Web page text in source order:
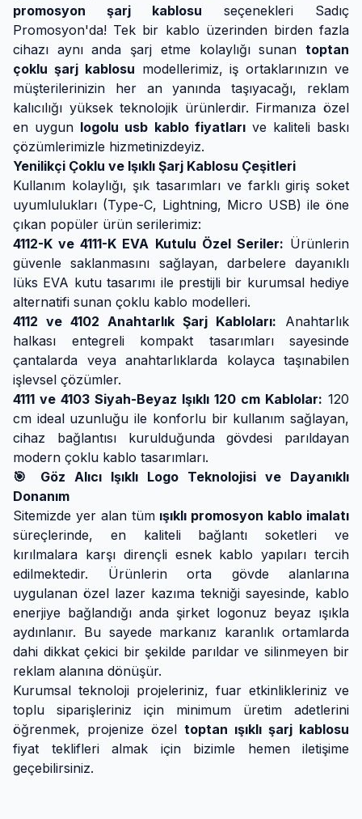
promosyon şarj kablosu seçenekleri Sadıç
Promosyon'da! Tek bir kablo üzerinden birden fazla
cihazı aynı anda şarj etme kolaylığı sunan toptan
çoklu şarj kablosu modellerimiz, iş ortaklarınızın ve
müşterilerinizin her an yanında taşıyacağı, reklam
kalıcılığı yüksek teknolojik ürünlerdir. Firmanıza özel
en uygun logolu usb kablo fiyatlarıve kaliteli baskı
çözümlerimizle hizmetinizdeyiz.
Yenilikçi Çoklu ve Işıklı Şarj Kablosu Çeşitleri
Kullanım kolaylığı, şık tasarımları ve farklı giriş soket
uyumlulukları (Type-C, Lightning, Micro USB) ile öne
çıkan popüler ürün serilerimiz:
4112-K ve 4111-K EVA Kutulu Özel Seriler: Ürünlerin
güvenle saklanmasını sağlayan, darbelere dayanıklı
lüks EVA kutu tasarımı ile prestijli bir kurumsal hediye
alternatifi sunan çoklu kablo modelleri.
4112 ve 4102 Anahtarlık Şarj Kabloları: Anahtarlık
halkası entegreli kompakt tasarımları sayesinde
çantalarda veya anahtarlıklarda kolayca taşınabilen
işlevsel çözümler.
4111 ve 4103 Siyah-Beyaz Işıklı 120 cm Kablolar: 120
cm ideal uzunluğu ile konforlu bir kullanım sağlayan,
cihaz bağlantısı kurulduğunda gövdesi parıldayan
modern çoklu kablo tasarımları.
🎯 Göz Alıcı Işıklı Logo Teknolojisi ve Dayanıklı
Donanım
Sitemizde yer alan tüm ışıklı promosyon kablo imalatı
süreçlerinde, en kaliteli bağlantı soketleri ve
kırılmalara karşı dirençli esnek kablo yapıları tercih
edilmektedir. Ürünlerin orta gövde alanlarına
uygulanan özel lazer kazıma tekniği sayesinde, kablo
enerjiye bağlandığı anda şirket logonuz beyaz ışıkla
aydınlanır. Bu sayede markanız karanlık ortamlarda
dahi dikkat çekici bir şekilde parıldar ve silinmeyen bir
reklam alanına dönüşür.
Kurumsal teknoloji projeleriniz, fuar etkinlikleriniz ve
toplu siparişleriniz için minimum üretim adetlerini
öğrenmek, projenize özel toptan ışıklı şarj kablosu
fiyat teklifleri almak için bizimle hemen iletişime
geçebilirsiniz.